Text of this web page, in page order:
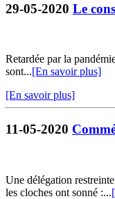
29-05-2020 Le
Retardée par la
sont...[En savoir plus]
[En savoir plus]
11-05-2020
Une délégation
les cloches ont sonné :...